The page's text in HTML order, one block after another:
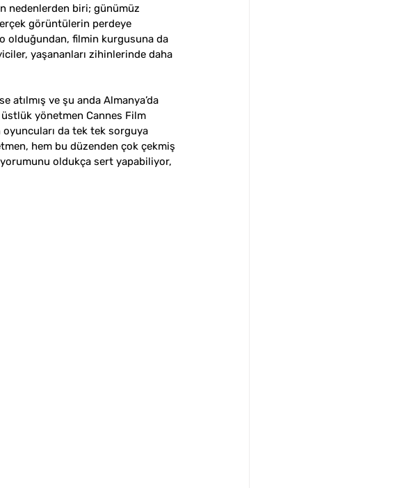
nedenlerden biri; günümüz
görüntülerin perdeye
olduğundan, filmin kurgusuna da
yaşananları zihinlerinde daha
atılmış ve şu anda Almanya’da
yönetmen Cannes Film
oyuncuları da tek tek sorguya
hem bu düzenden çok çekmiş
oldukça sert yapabiliyor,